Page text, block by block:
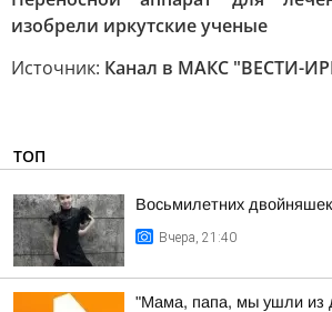
изобрели иркутские ученые
Источник: Канал в МАКС "ВЕСТИ-
ТОП
Восьмилетних
Вчера, 21:40
"Мама, папа, мы ушли из